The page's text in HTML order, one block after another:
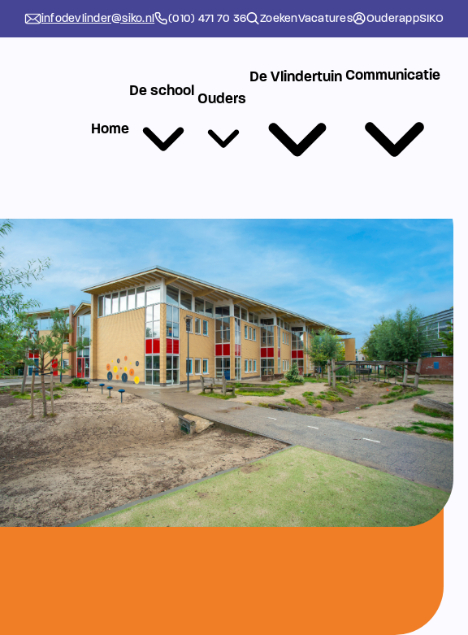
infodevlinder@siko.nl (010) 471 70 36 ZoekenVacatures OuderappSIKO
Home
De school Ouders
De Vlindertuin Communicatie